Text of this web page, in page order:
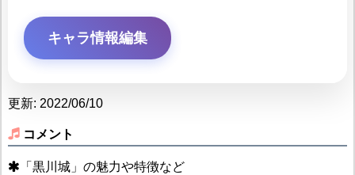
キャラ情報編集
更新: 2022/06/10
コメント
「黒川城」の魅力や特徴など